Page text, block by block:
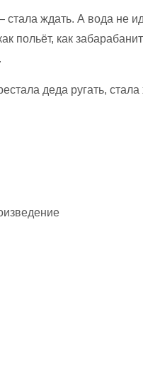
ждать. А вода не
польёт, как
деда ругать, стала